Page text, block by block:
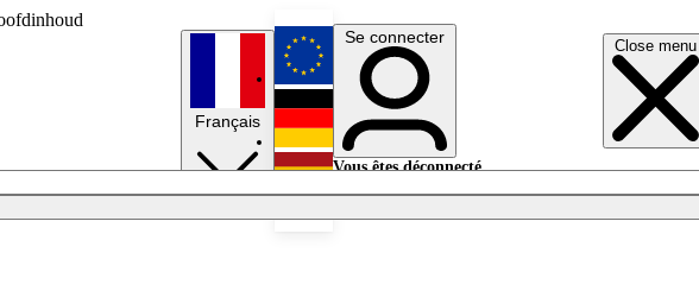
Close menu
Français
English
Deutsch
Se connecter
Vous êtes déconnecté.